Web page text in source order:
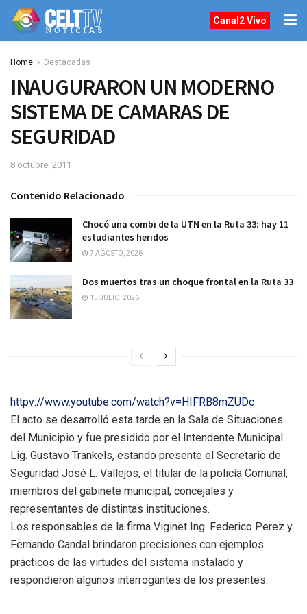
Canal2 Vivo
Home Destacadas
INAUGURARON UN MODERNO
SISTEMA DE CAMARAS DE
SEGURIDAD
8 octubre, 2011
Contenido Relacionado
Chocó una combi de la UTN en la Ruta 33: hay 11
estudiantes heridos
7 AGOSTO, 2026
Dos muertos tras un choque frontal en la Ruta 33
15 JULIO, 2026
httpv://www.youtube.com/watch?v=HIFRB8mZUDc
El acto se desarrolló esta tarde en la Sala de Situaciones
del Municipio y fue presidido por el Intendente Municipal
Lig. Gustavo Trankels, estando presente el Secretario de
Seguridad José L. Vallejos, el titular de la policía Comunal,
miembros del gabinete municipal, concejales y
representantes de distintas instituciones.
Los responsables de la firma Viginet Ing. Federico Perez y
Fernando Candal brindaron precisiones con ejemplos
prácticos de las virtudes del sistema instalado y
respondieron algunos interrogantes de los presentes.